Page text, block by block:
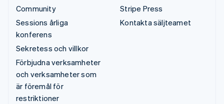
Community
Sessions årliga
konferens
Sekretess och villkor
Förbjudna verksamheter
och verksamheter som
är föremål för
restriktioner
Stripe Press
Kontakta säljteamet